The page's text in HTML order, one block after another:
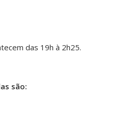
das 19h à 2h25.
são: